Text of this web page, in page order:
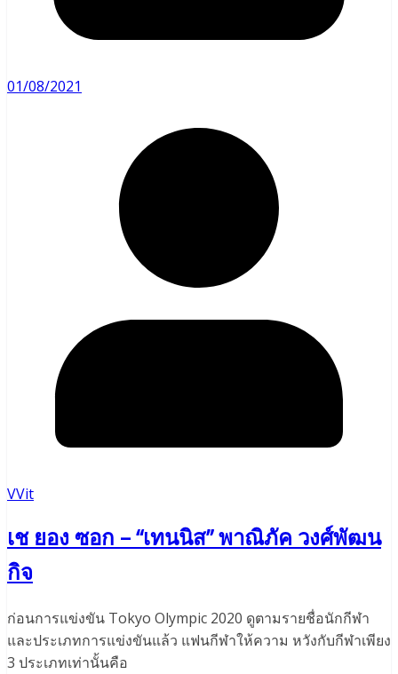
01/08/2021
VVit
เช ยอง ซอก – “เทนนิส” พาณิภัค วงศ์พัฒน
กิจ
ก่อนการแข่งขัน Tokyo Olympic 2020 ดูตามรายชื่อนักกีฬา
และประเภทการแข่งขันแล้ว แฟนกีฬาให้ความ หวังกับกีฬาเพียง
3 ประเภทเท่านั้นคือ